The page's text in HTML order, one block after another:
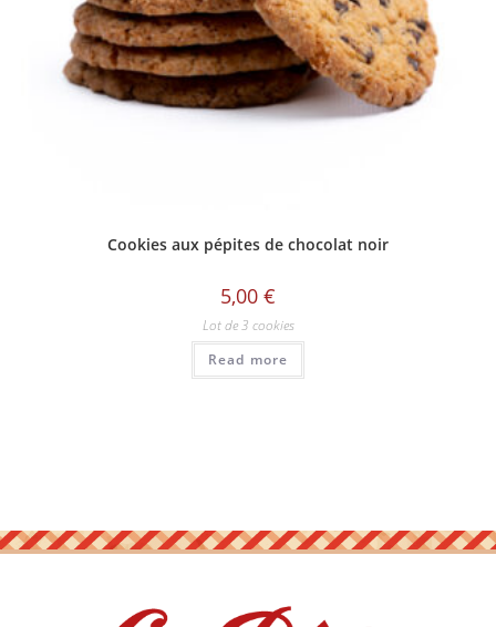
Cookies aux pépites de chocolat noir
5,00 €
Lot de 3 cookies
Read more